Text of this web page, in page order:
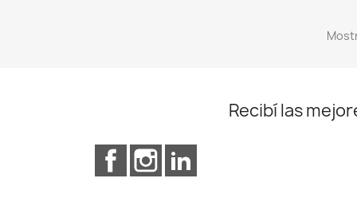
Recibí las
FacebookInstagram